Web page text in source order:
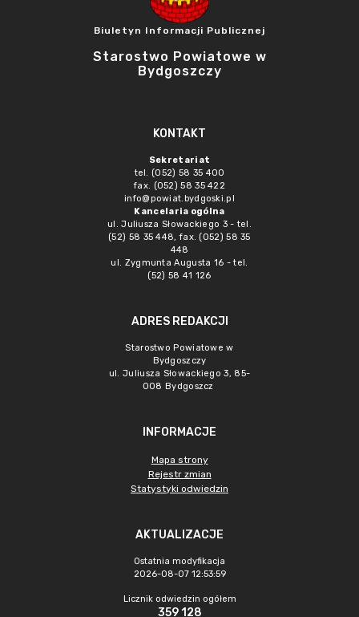
Biuletyn Informacji Publicznej
Starostwo Powiatowe w
Bydgoszczy
KONTAKT
Sekretariat
tel. (052) 58 35 400
fax. (052) 58 35 422
info@powiat.bydgoski.pl
Kancelaria ogólna
ul. Juliusza Słowackiego 3 - tel.
(52) 58 35 448, fax. (052) 58 35
448
ul. Zygmunta Augusta 16 - tel.
(52) 58 41 126
ADRES REDAKCJI
Starostwo Powiatowe w
Bydgoszczy
ul. Juliusza Słowackiego 3, 85-
008 Bydgoszcz
INFORMACJE
Mapa strony
Rejestr zmian
Statystyki odwiedzin
AKTUALIZACJE
Ostatnia modyfikacja
2026-08-07 12:53:59
Licznik odwiedzin ogółem
359 128